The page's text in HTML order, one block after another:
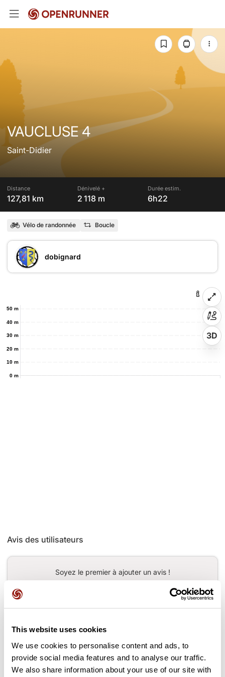
This website uses cookies
We use cookies to personalise content and ads, to
provide social media features and to analyse our traffic.
We also share information about your use of our site with
VAUCLUSE 4
Saint-Didier
Distance
127,81 km
Dénivelé +
2 118 m
Durée estim.
6h22
Vélo de randonnée Boucle
dobignard
0 m
10 m
20 m
30 m
40 m
50 m
3D
Avis des utilisateurs
Soyez le premier à ajouter un avis !
Cols le long du parcours